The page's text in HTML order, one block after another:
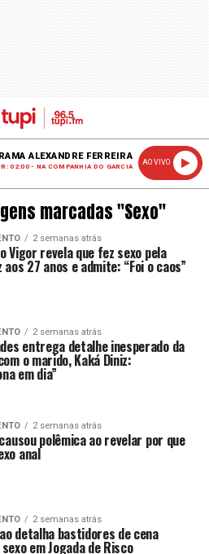
ALEXANDRE FERREIRA
02:00 - NA COMPANHIA DO GARCIA
AO VIVO
marcadas "Sexo"
2 semanas atrás
Vigor revela que fez sexo pela
27 anos e admite: “Foi o caos”
2 semanas atrás
entrega detalhe inesperado da
o marido, Kaká Diniz:
em dia”
2 semanas atrás
polêmica ao revelar por que
anal
2 semanas atrás
detalha bastidores de cena
em Jogada de Risco